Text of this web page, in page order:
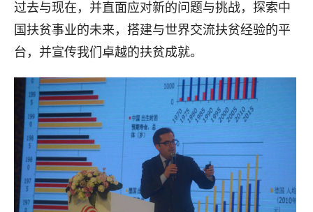
过去与现在，并直面应对新的问题与挑战，探索中
国扶贫事业的未来，搭建与世界交流扶贫经验的平
台，并宣传我们卓越的扶贫成就。